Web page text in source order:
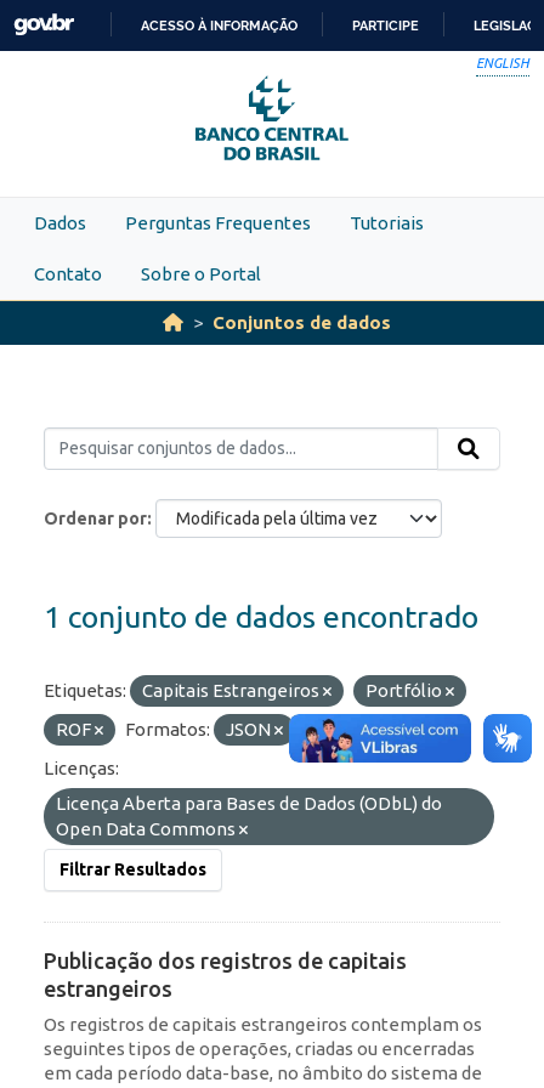
Skip to main content
PARA
O
CONTEÚDO
ACESSO À INFORMAÇÃO PARTICIPE
ENGLISH
Dados Perguntas Frequentes Tutoriais
Contato Sobre o Portal
Conjuntos de dados
Ordenar por
1 conjunto de dados encontrado
Etiquetas: Capitais Estrangeiros
Portfólio
ROF
Formatos: JSON HTML
API
Licenças:
Licença Aberta para Bases de Dados (ODbL) do
Open Data Commons
Filtrar Resultados
Publicação dos registros de capitais
estrangeiros
Os registros de capitais estrangeiros contemplam os
seguintes tipos de operações, criadas ou encerradas
em cada período data-base, no âmbito do sistema de